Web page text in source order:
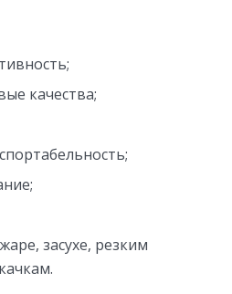
качества;
засухе, резким